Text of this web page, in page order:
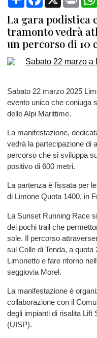
La gara podistica
tramonto vedrà
un percorso di 10
Sabato 22 marzo 2025
evento unico che coniuga
delle Alpi Marittime.
La manifestazione,
vedrà la partecipazione di
percorso che si sviluppa
positivo di 600 metri.
La partenza è fissata per
di Limone Quota 1400, in
La Sunset Running Race
dei pochi trail che
sole. Il percorso
sul Colle di Tenda, a
Limonetto e fare ritorno
seggiovia Morel.
La manifestazione è
collaborazione con il
degli impianti di risalita Lift
(UISP).